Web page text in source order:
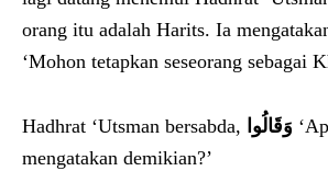
orang itu adalah Harits. Ia
‘Mohon tetapkan seseorang sebagai
Hadhrat ‘Utsman bersabda, وَقَالُوا
mengatakan demikian?’